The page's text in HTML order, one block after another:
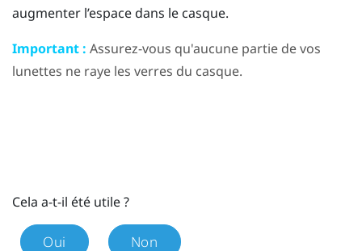
augmenter l’espace dans le casque.
Important : Assurez-vous qu'aucune partie de vos
lunettes ne raye les verres du casque.
Cela a-t-il été utile ?
Oui Non